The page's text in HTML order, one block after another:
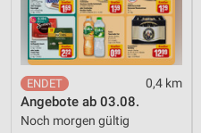
0,4 km
Angebote ab 03.08.
Noch morgen gültig